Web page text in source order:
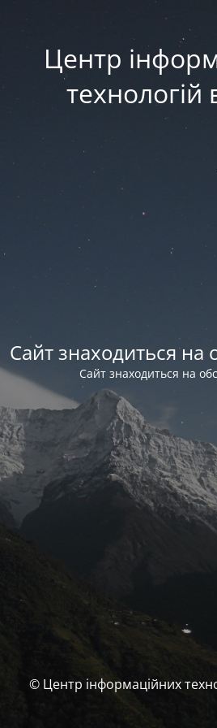
Центр
технологій
Сайт знаходиться на
Сайт знаходиться на
© Центр інформаційних